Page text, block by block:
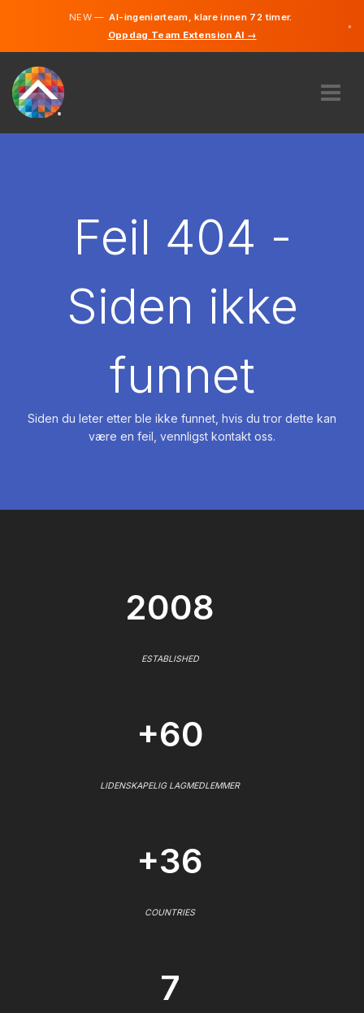
NEW —AI-ingeniørteam, klare innen 72 timer.
Oppdag Team Extension AI →
×
Feil 404 -
Siden ikke
funnet
Siden du leter etter ble ikke funnet, hvis du tror dette kan
være en feil, vennligst kontakt oss.
2008
ESTABLISHED
+60
LIDENSKAPELIG LAGMEDLEMMER
+36
COUNTRIES
7